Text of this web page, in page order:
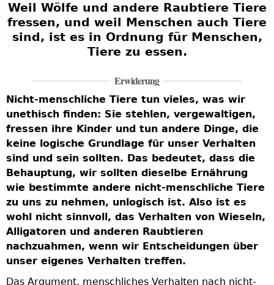
Weil Wölfe und andere Raubtiere Tiere
fressen, und weil Menschen auch Tiere
sind, ist es in Ordnung für Menschen,
Tiere zu essen.
Erwiderung
Nicht-menschliche Tiere tun vieles, was wir
unethisch finden: Sie stehlen, vergewaltigen,
fressen ihre Kinder und tun andere Dinge, die
keine logische Grundlage für unser Verhalten
sind und sein sollten. Das bedeutet, dass die
Behauptung, wir sollten dieselbe Ernährung
wie bestimmte andere nicht-menschliche Tiere
zu uns zu nehmen, unlogisch ist. Also ist es
wohl nicht sinnvoll, das Verhalten von Wieseln,
Alligatoren und anderen Raubtieren
nachzuahmen, wenn wir Entscheidungen über
unser eigenes Verhalten treffen.
Das Argument, menschliches Verhalten nach nicht-